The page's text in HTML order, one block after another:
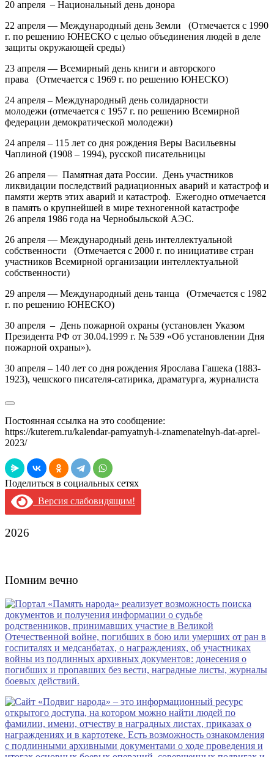
20 апреля – Национальный день донора
22 апреля — Международный день Земли (Отмечается с 1990
г. по решению ЮНЕСКО с целью объединения людей в деле
защиты окружающей среды)
23 апреля — Всемирный день книги и авторского
права (Отмечается с 1969 г. по решению ЮНЕСКО)
24 апреля – Международный день солидарности
молодежи (отмечается с 1957 г. по решению Всемирной
федерации демократической молодежи)
24 апреля – 115 лет со дня рождения Веры Васильевны
Чаплиной (1908 – 1994), русской писательницы
26 апреля — Памятная дата России. День участников
ликвидации последствий радиационных аварий и катастроф и
памяти жертв этих аварий и катастроф. Ежегодно отмечается
в память о крупнейшей в мире техногенной катастрофе
26 апреля 1986 года на Чернобыльской АЭС.
26 апреля — Международный день интеллектуальной
собственности (Отмечается с 2000 г. по инициативе стран
участников Всемирной организации интеллектуальной
собственности)
29 апреля — Международный день танца (Отмечается с 1982
г. по решению ЮНЕСКО)
30 апреля – День пожарной охраны (установлен Указом
Президента РФ от 30.04.1999 г. № 539 «Об установлении Дня
пожарной охраны»).
30 апреля – 140 лет со дня рождения Ярослава Гашека (1883-
1923), чешского писателя-сатирика, драматурга, журналиста
Постоянная ссылка на это сообщение:
https://kuterem.ru/kalendar-pamyatnyh-i-znamenatelnyh-dat-aprel-
2023/
Поделиться в социальных сетях
Версия слабовидящим!
2026
Помним вечно